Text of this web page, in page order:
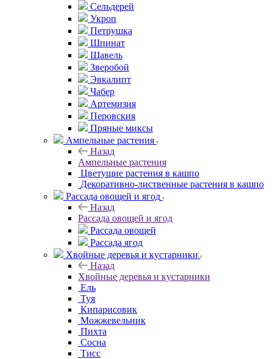
Сельдерей
Укроп
Петрушка
Шпинат
Щавель
Зверобой
Эвкалипт
Чабер
Артемизия
Перовския
Пряные миксы
Ампельные растения
Назад
Ампельные растения
Цветущие растения в кашпо
Декоративно-лиственные растения в кашпо
Рассада овощей и ягод
Назад
Рассада овощей и ягод
Рассада овощей
Рассада ягод
Хвойные деревья и кустарники
Назад
Хвойные деревья и кустарники
Ель
Туя
Кипарисовик
Можжевельник
Пихта
Сосна
Тисc